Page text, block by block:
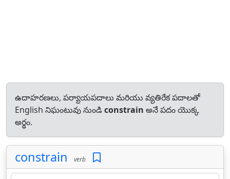
ఉదాహరణలు, పర్యాయపదాలు మరియు వ్యతిరేక పదాలతో
English నిఘంటువు నుండిconstrain అనే పదం యొక్క
అర్థం.
constrain verb